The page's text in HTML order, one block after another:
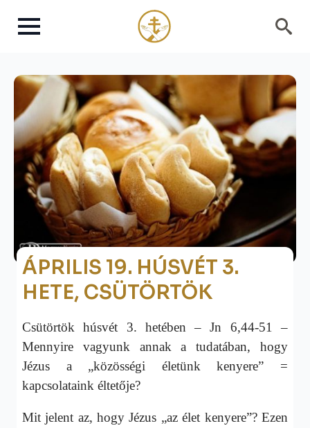
ÁPRILIS 19. HÚSVÉT 3.
HETE, CSÜTÖRTÖK
Csütörtök húsvét 3. hetében – Jn 6,44-51 –
Mennyire vagyunk annak a tudatában, hogy
Jézus a „közösségi életünk kenyere” =
kapcsolataink éltetője?
Mit jelent az, hogy Jézus „az élet kenyere”? Ezen